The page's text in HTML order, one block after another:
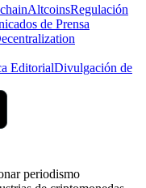
AltcoinsRegulación
de Prensa
EditorialDivulgación de
periodismo